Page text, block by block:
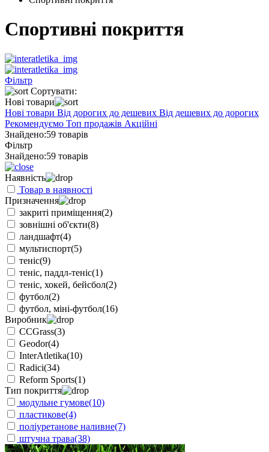
Спортивні покриття
Фільтр
Сортувати:
Нові товари
Нові товари Від дорогих до дешевих Від дешевих до дорогих
Рекомендуємо Топ продажів Акційні
Знайдено:59 товарів
Фільтр
Знайдено:59 товарів
Наявність
Товар в наявності
Призначення
закриті приміщення(2)
зовнішні об'єкти(8)
ландшафт(4)
мультиспорт(5)
теніс(9)
теніс, паддл-теніс(1)
теніс, хокей, бейсбол(2)
футбол(2)
футбол, міні-футбол(16)
Виробник
CCGrass(3)
Geodor(4)
InterAtletika(10)
Radici(34)
Reform Sports(1)
Тип покриття
модульне гумове(10)
пластикове(4)
поліуретанове наливне(7)
штучна трава(38)